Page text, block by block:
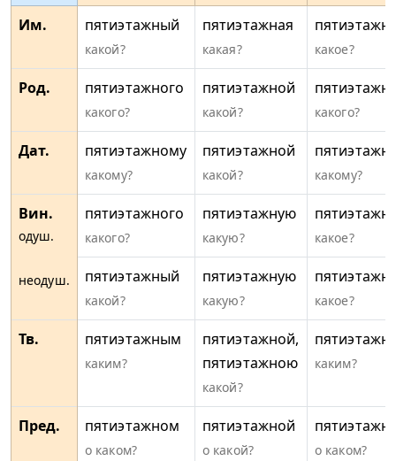
Им.
пятиэтажный
какой?
пятиэтажная
какая? какое?
Род. пятиэтажного
какого?
пятиэтажной
какой? какого?
Дат. пятиэтажному
какому?
пятиэтажной
какой? какому?
Вин.
одуш.
неодуш.
пятиэтажного
какого?
пятиэтажную
какую? какое?
пятиэтажный
какой?
пятиэтажную
какую? какое?
Тв. пятиэтажным
каким?
пятиэтажной,
пятиэтажною
какой?
каким?
Пред. пятиэтажном
о каком?
пятиэтажной
о какой? о каком?